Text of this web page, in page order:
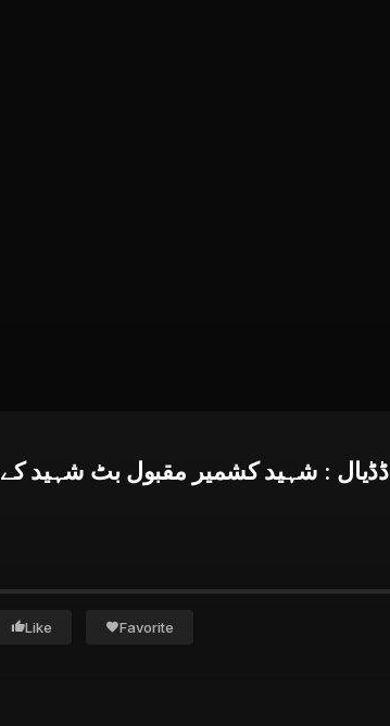
ڈڈیال : شہید کشمیر مقبول بٹ شہید کے38 ویں یوم شہادت کے مناظر۔
Like Favorite